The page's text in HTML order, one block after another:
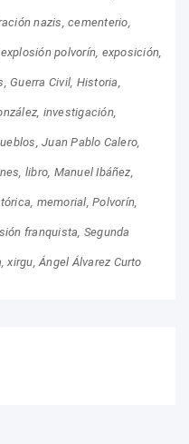
nazis cementerio
explosión polvorín exposición
Guerra Civil Historia
investigación
Juan Pablo Calero
libro Manuel Ibáñez
memorial Polvorín
franquista Segunda
xirgu Ángel Álvarez Curto